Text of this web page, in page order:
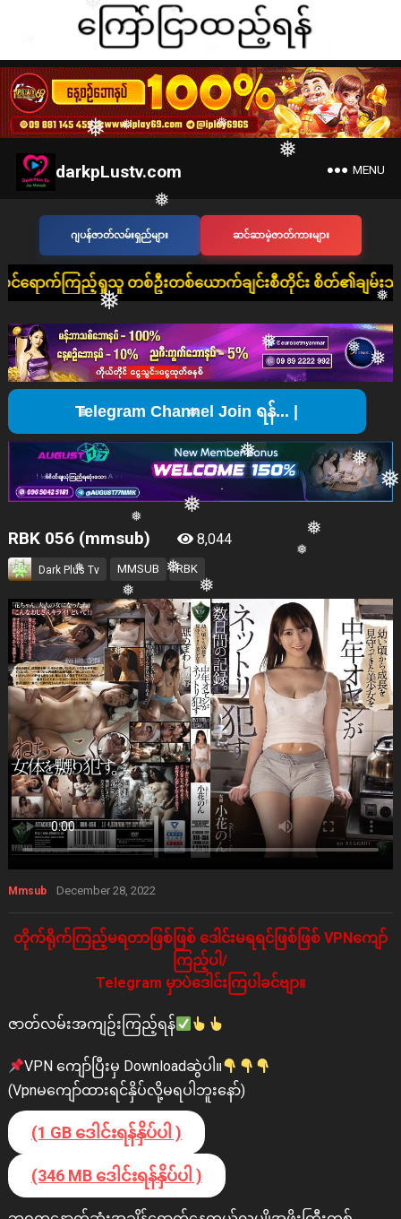
❅
❅
❅
❅
❅
❅
❅
❅
❅
❅
❅
❅
❅
❅
❅
❅
❅
❅
❅ ❅
❅
darkpLustv.com MENU
ဂျပန်ဇာတ်လမ်းရှည်များ ဆင်ဆာမဲ့ဇာတ်ကားများ
တစ်ဦးတစ်ယောက်ချင်းစီတိုင်း စိတ်၏ချမ်းသာခြင်း၊ ကိုယ်၏ကျ
Tel
RBK 056 (mmsub) 8,044
Dark Plus Tv MMSUB RBK
Mmsub December 28, 2022
တိုက်ရိုက်ကြည့်မရတာဖြစ်ဖြစ် ဒေါင်းမရရင်ဖြစ်ဖြစ် VPNကျော်
ကြည့်ပါ/
Telegram မှာပဲဒေါင်းကြပါခင်ဗျာ။
ဇာတ်လမ်းအကျဥ်းကြည့်ရန်
VPN ကျော်ပြီးမှ Downloadဆွဲပါ။
(Vpnမကျော်ထားရင်နှိပ်လို့မရပါဘူးနော်)
(1 GB ဒေါင်းရန်နှိပ်ပါ )
(346 MB ဒေါင်းရန်နှိပ်ပါ )